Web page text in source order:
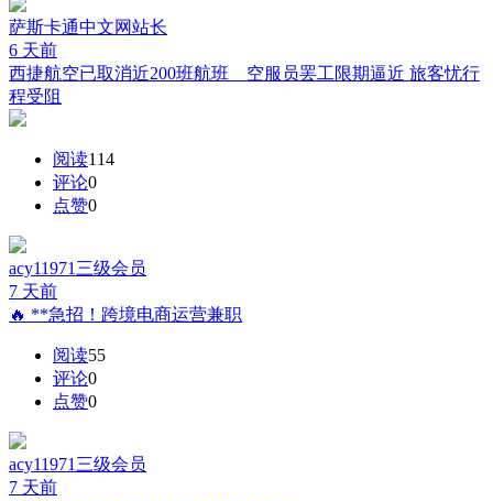
萨斯卡通中文网站长
6 天前
西捷航空已取消近200班航班 空服员罢工限期逼近 旅客忧行
程受阻
阅读114
评论0
点赞0
acy11971 三级会员
7 天前
🔥 **急招！跨境电商运营兼职
阅读55
评论0
点赞0
acy11971 三级会员
7 天前